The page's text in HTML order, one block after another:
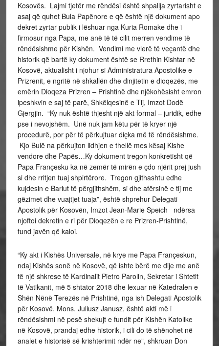
Kosovës. Lajmi tjetër me rëndësi është shpallja zyrtarisht e
asaj që quhet Bula Papënore e që është një dokument apo
dekret zyrtar publik i lëshuar nga Kuria Romake dhe i
firmosur nga Papa, me anë të të cilit merren vendime të
rëndësishme për Kishën. Vendimi me vlerë të veçantë dhe
historik që bartë ky dokument është se Rrethin Kishtar në
Kosovë, aktualisht i njohur si Administratura Apostolike e
Prizrenit, e ngritë në shkallën dhe dinjitetin e dioqezës, me
emërin Dioqeza Prizren – Prishtinë dhe njëkohësisht emron
ipeshkvin e saj të parë, Shkëlqesinë e Tij, Imzot Dodë
Gjergjin. “Ky nuk është thjesht një akt formal – juridik, edhe
pse i nevojshëm. Unë nuk jam këtu për të kryer një
procedurë, por për të përkujtuar diçka më të rëndësishme.
Kjo Bulë na përkujton lidhjen e thellë mes kësaj Kishe
vendore dhe Papës…Ky dokument tregon konkretisht që
Papa Françesku ka në zemër të mirën e çdo njërit prej jush
si dhe rritjen tuaj shpirtërore. Tregon gjithashtu edhe
kujdesin e Bariut të përgjithshëm, si dhe afërsinë e tij me
gëzimet dhe vuajtjet tuaja”, është shprehur Delegati
Apostolik për Kosovën, Imzot Jean-Marie Speich ndërsa
njoftoi dekretin e ri për Dioqezën e re Prizren-Prishtinë,
fund javën që kaloi.
“Ky akt i Kishës Universale, në krye me Papa Françeskun,
ndaj Kishës sonë në Kosovë, që ishte bërë me dije me anë
të një shkrese të Kardinalit Pietro Parolin, Sekretar i Shtetit
të Vatikanit, më 5 shtator 2018 dhe lexuar në Katedralen e
Shën Nënë Terezës në Prishtinë, nga ish Delegati Apostolik
për Kosovë, Mons. Juliusz Janusz, është akti më i
rëndësishmi në pesë shekujt e fundit për Kishën Katolike
në Kosovë, prandaj edhe historik, i cili do të shënohet në
analet e historisë së krishterimit ndër ne”, shkruan Don